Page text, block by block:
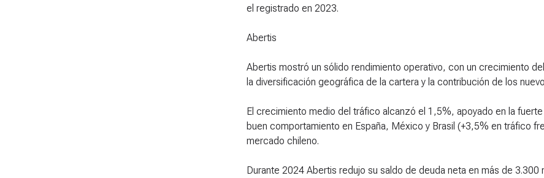
el registrado en 2023.
Abertis
Abertis mostró un sólido rendimiento operativo, con un crecimiento
la diversificación geográfica de la cartera y la contribución de los
El crecimiento medio del tráfico alcanzó el 1,5%, apoyado en la
buen comportamiento en España, México y Brasil (+3,5% en tráfico
mercado chileno.
Durante 2024 Abertis redujo su saldo de deuda neta en más de